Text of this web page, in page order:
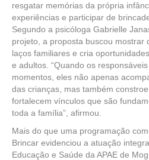
resgatar memórias da própria
experiências e participar de
Segundo a psicóloga Gabrielle
projeto, a proposta buscou mostrar
laços familiares e cria
e adultos. “Quando os
momentos, eles não apenas
das crianças, mas também
fortalecem vínculos que são
toda a família”, afirmou.
Mais do que uma programação
Brincar evidenciou a atuação
Educação e Saúde da APAE de